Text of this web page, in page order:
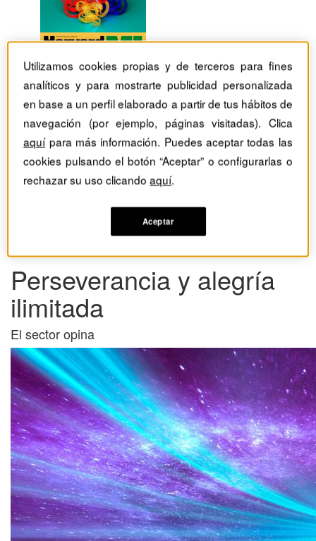
TIC
Perseverancia y alegría ilimitada
Perseverancia y alegría
ilimitada
El sector opina
Utilizamos cookies propias y de terceros para fines
analíticos y para mostrarte publicidad personalizada
en base a un perfil elaborado a partir de tus hábitos de
navegación (por ejemplo, páginas visitadas). Clica
aquípara más información. Puedes aceptar todas las
cookies pulsando el botón “Aceptar” o configurarlas o
rechazar su uso clicandoaquí.
Aceptar